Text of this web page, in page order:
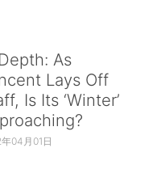
As
Lays Off
Is Its ‘Winter’
04月01日